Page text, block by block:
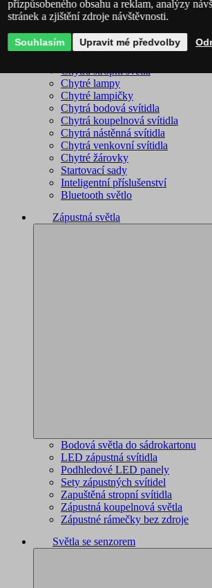
Philips Hue – kompletní sortiment
Immax NEO - kompletní sortiment
WiZ – kompletní sortiment
Chytrá stropní světla
Chytré lampy
Chytré lampičky
Chytrá bodová svítidla
Chytrá koupelnová svítidla
Chytrá nástěnná svítidla
Chytrá venkovní svítidla
Chytré žárovky
Startovací sady
Inteligentní příslušenství
Bluetooth světlo
Zápustná světla
Bodová světla do sádrokartonu
LED zápustná svítidla
Podhledové LED panely
Sety zápustných svítidel
Zapuštěná stropní svítidla
Zápustná koupelnová světla
Zápustné rámečky bez zdroje
Světla se senzorem
přizpůsobeného obsahu a reklam, analýzy
stránek a zjištění zdroje návštěvnosti.
Souhlasím Upravit mé předvolby